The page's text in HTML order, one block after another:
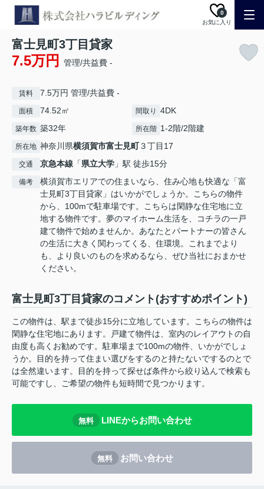
お気に入り
0
富士見町3丁目貸家
7.5万円 管理/共益費 -
賃料 7.5万円 管理/共益費 -
面積 74.52㎡ 間取り 4DK
築年数 築32年 所在階 1-2階/2階建
所在地 神奈川県横須賀市富士見町３丁目17
交通 京急本線 「県立大学 」駅 徒歩15分
備考
横須賀市エリアでの住まいなら、住み心地も快適な「富
士見町3丁目貸家」はいかがでしょうか。こちらの物件
から、100mで駐車場です。こちらは閑静な住宅地に立
地する物件です。夢のマイホーム生活を、コチラの一戸
建て物件で始めませんか。あなたとパートナーの皆さん
の生活に大きく関わってくる、住環境。これまでより
も、より良いのものを求めるなら、ぜひ当社におまかせ
ください。
富士見町3丁目貸家のコメント(おすすめポイント)
この物件は、駅まで徒歩15分に立地しています。こちらの物件は
閑静な住宅地にあります。戸建て物件は、室内のレイアウトの自
由度も高くお勧めです。駐車場まで100mの物件、いかがでしょ
うか。目的を持って住まい選びをするのと持たないでするのとで
は全然違います。目的を持って探せば条件から絞り込んで検索も
可能ですし、ご希望の物件も短時間で見つかります。
無料 LINEからお問い合わせ
無料 お問い合わせ